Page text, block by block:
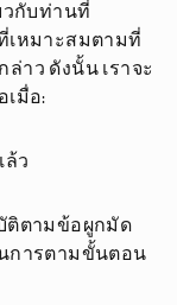
วกับท่านที่
เหมาะสมตามที่
าว ดังนั้น เราจะ
มื่อ:
ล้ว
ติตามข้อผูกมัด
การตามขั้นตอน